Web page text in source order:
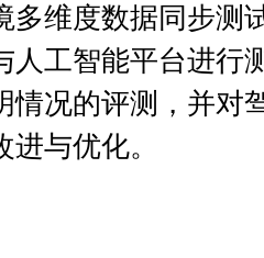
多维度数据同步测
人工智能平台进行
情况的评测，并对
与优化。